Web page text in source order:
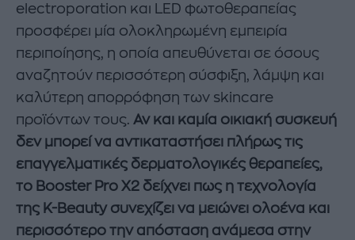
electroporation και LED φωτοθεραπείας
προσφέρει μία ολοκληρωμένη εμπειρία
περιποίησης, η οποία απευθύνεται σε όσους
αναζητούν περισσότερη σύσφιξη, λάμψη και
καλύτερη απορρόφηση των skincare
προϊόντων τους. Αν και καμία οικιακή συσκευή
δεν μπορεί να αντικαταστήσει πλήρως τις
επαγγελματικές δερματολογικές θεραπείες,
το Booster Pro X2 δείχνει πως η τεχνολογία
της K-Beauty συνεχίζει να μειώνει ολοένα και
περισσότερο την απόσταση ανάμεσα στην